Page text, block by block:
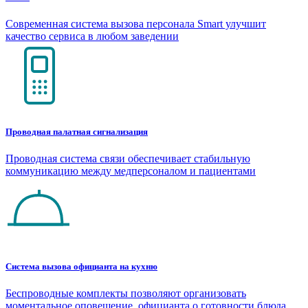
Современная система вызова персонала Smart улучшит
качество сервиса в любом заведении
Проводная палатная сигнализация
Проводная система связи обеспечивает стабильную
коммуникацию между медперсоналом и пациентами
Система вызова официанта на кухню
Беспроводные комплекты позволяют организовать